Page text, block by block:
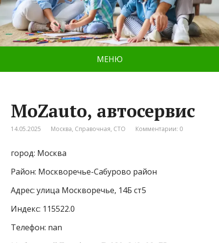
МЕНЮ
MoZauto, автосервис
14.05.2025 Москва, Справочная, СТО Комментарии: 0
город: Москва
Район: Москворечье-Сабурово район
Адрес: улица Москворечье, 14Б ст5
Индекс: 115522.0
Телефон: nan